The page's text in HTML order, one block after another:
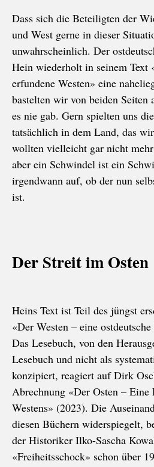
Dass sich die Beteiligten der
und West gerne in dieser
unwahrscheinlich. Der
Hein wiederholt in seinem Text
erfundene Westen» eine
bastelten wir von beiden Seiten
es nie gab. Gern spielten uns
tatsächlich in dem Land, das
wollten vielleicht gar nicht
aber ein Schwindel ist ein
irgendwann auf, ob der nun
ist.
Der Streit im Osten
Heins Text ist Teil des jüngst
«Der Westen – eine
Das Lesebuch, von den
Lesebuch und nicht als
konzipiert, reagiert auf Dirk
Abrechnung «Der Osten – Eine
Westens» (2023). Die
diesen Büchern widerspiegelt,
der Historiker Ilko-Sascha
«Freiheitsschock» schon über